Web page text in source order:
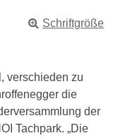
Schriftgröße
verschieden zu
die
der
Tachpark. „Die